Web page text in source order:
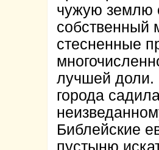
чужую землю
собственный
стесненные
лучшей доли.
города
Библейские
пустыню